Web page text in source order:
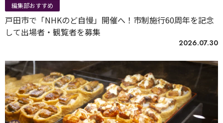
編集部おすすめ
戸田市で「NHKのど自慢」開催へ！市制施行60周年を記念
して出場者・観覧者を募集
2026.07.30